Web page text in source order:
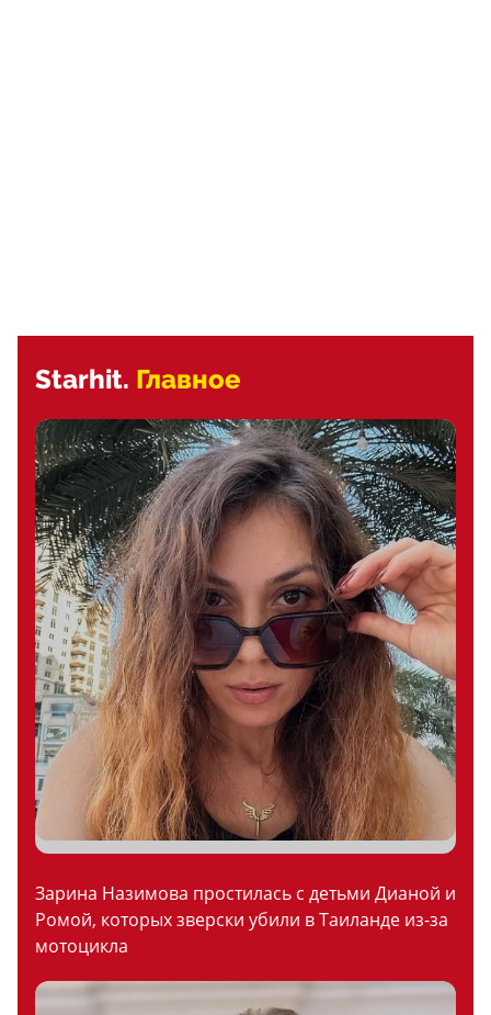
Starhit. Главное
Зарина Назимова простилась с детьми Дианой и
Ромой, которых зверски убили в Таиланде из-за
мотоцикла